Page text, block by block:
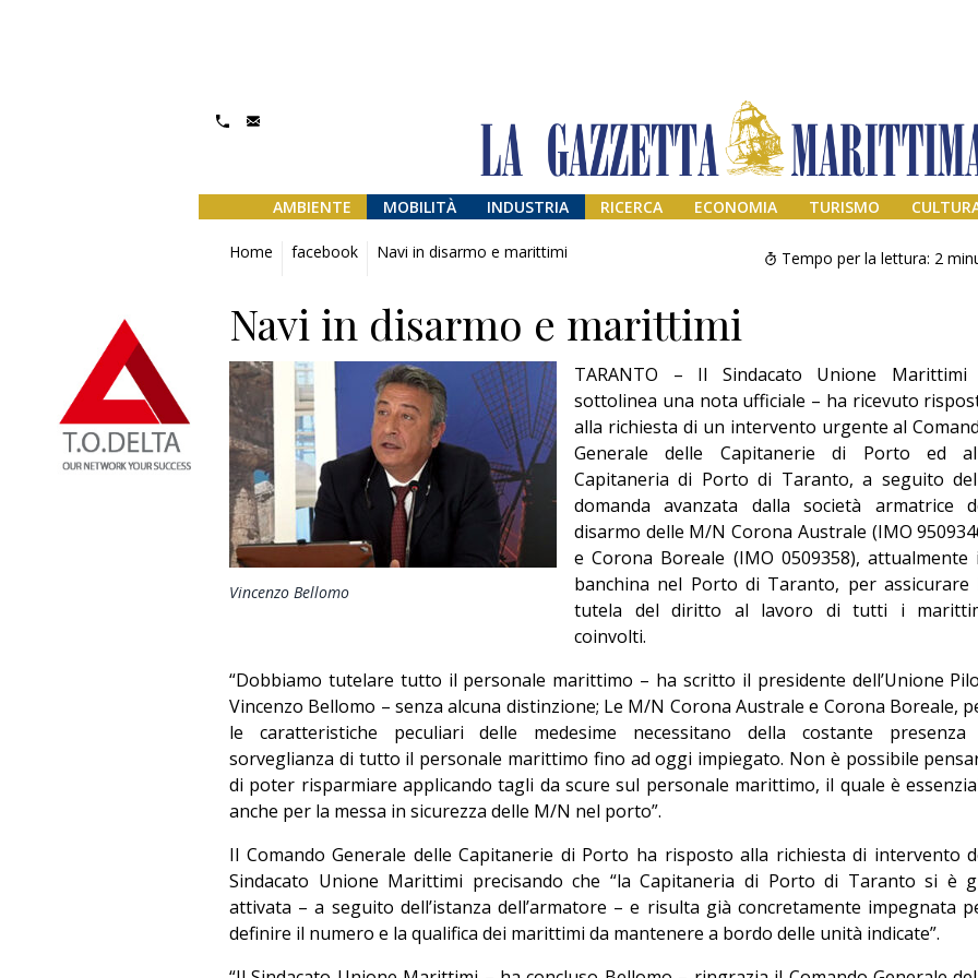
AMBIENTE MOBILITÀ INDUSTRIA RICERCA ECONOMIA TURISMO
Home facebook Navi in disarmo e marittimi Tempo per la lettura: 2
Navi in disarmo e marittimi
Vincenzo Bellomo
TARANTO – Il Sindacato Unione Marittimi
sottolinea una nota ufficiale – ha ricevuto
alla richiesta di un intervento urgente al
Generale delle Capitanerie di Porto ed
Capitaneria di Porto di Taranto, a seguito
domanda avanzata dalla società armatrice
disarmo delle M/N Corona Australe (IMO
e Corona Boreale (IMO 0509358), attualmente
banchina nel Porto di Taranto, per assicurare
tutela del diritto al lavoro di tutti i
coinvolti.
“Dobbiamo tutelare tutto il personale marittimo – ha scritto il presidente dell’Unione
Vincenzo Bellomo – senza alcuna distinzione; Le M/N Corona Australe e Corona Boreale,
le caratteristiche peculiari delle medesime necessitano della costante presenza
sorveglianza di tutto il personale marittimo fino ad oggi impiegato. Non è possibile
di poter risparmiare applicando tagli da scure sul personale marittimo, il quale è
anche per la messa in sicurezza delle M/N nel porto”.
Il Comando Generale delle Capitanerie di Porto ha risposto alla richiesta di intervento
Sindacato Unione Marittimi precisando che “la Capitaneria di Porto di Taranto si è
attivata – a seguito dell’istanza dell’armatore – e risulta già concretamente impegnata
definire il numero e la qualifica dei marittimi da mantenere a bordo delle unità indicate”.
Addio amico
Giorgio
Editoriale